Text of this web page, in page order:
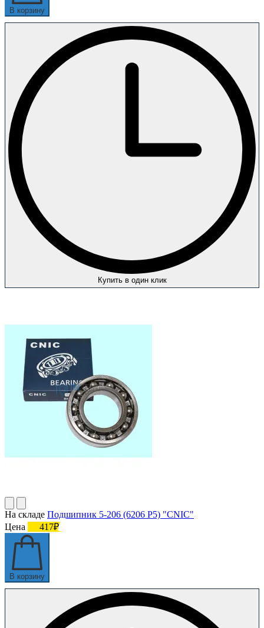
В корзину
Купить в один клик
На складе Подшипник 5-206 (6206 P5) "CNIC"
Цена
417₽
В корзину